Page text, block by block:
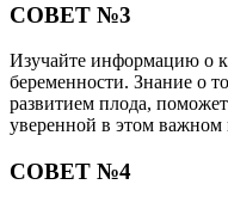
СОВЕТ №3
Изучайте информацию о
беременности. Знание о
развитием плода,
уверенной в этом важном
СОВЕТ №4